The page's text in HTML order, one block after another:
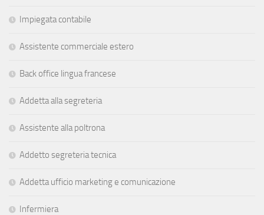
Impiegata contabile
Assistente commerciale estero
Back office lingua francese
Addetta alla segreteria
Assistente alla poltrona
Addetto segreteria tecnica
Addetta ufficio marketing e comunicazione
Infermiera